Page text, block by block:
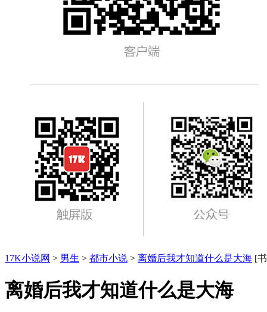
17K小说网 > 男生 > 都市小说 > 离婚后我才知道什么是大海 [
离婚后我才知道什么是大海